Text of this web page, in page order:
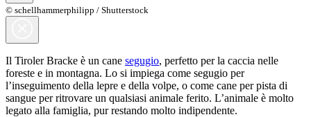
© schellhammerphilipp / Shutterstock
Il Tiroler Bracke è un cane segugio, perfetto per la caccia nelle
foreste e in montagna. Lo si impiega come segugio per
l’inseguimento della lepre e della volpe, o come cane per pista di
sangue per ritrovare un qualsiasi animale ferito. L’animale è molto
legato alla famiglia, pur restando molto indipendente.